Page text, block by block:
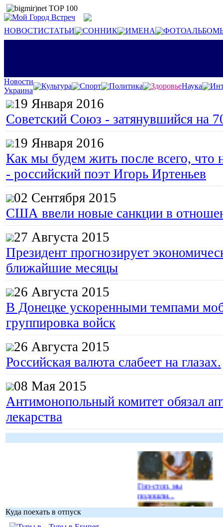
НОВОСТИСТАТЬИ СОННИК ИМЕНА
Новости
Украина
Культура Спорт Политика ЗдоровьеНаука
19 Января 2016
Советский Союз - затянувшийся на
19 Января 2016
Как мы будем жить после всего, что
- российский поэт Игорь Иртеньев
02 Сентября 2015
США ввели новые санкции в
27 Августа 2015
Президент прогнозирует
ближайшие месяцы
26 Августа 2015
В Донецке ускоренными темпами
группировка войск
26 Августа 2015
Российская валюта слабеет на глазах.
08 Мая 2015
Антимонопольный комитет обязал
лекарства
Гоп-стоп, мы
подошли...
Куда поехать в отпуск